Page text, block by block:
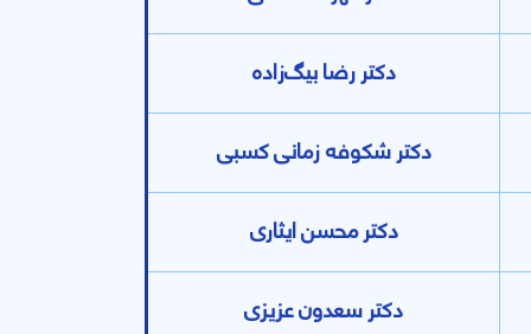
دکتر رضا بیگ‌زاده
دکتر شکوفه زمانی کسبی
دکتر محسن ایثاری
دکتر سعدون عزیزی